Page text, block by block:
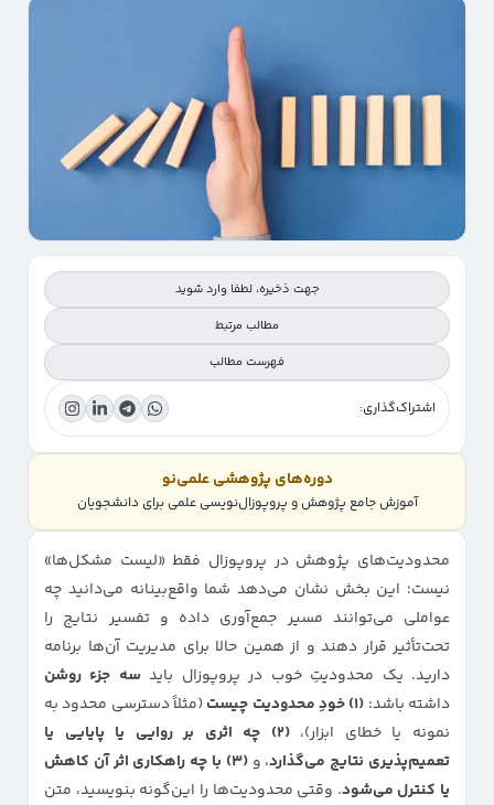
جهت ذخیره، لطفا وارد شوید
مطالب مرتبط
فهرست مطالب
نحوه نگارش محدودیت‌ها در پروپوزال: اصول، انواع محدودیت‌ها، اثر بر نتایج
محدودیت‌های پژوهش در پروپوزال چیست؟
محدودیت‌ها را کجا و با چگونه در پروپوزال بنویسیم؟
چطور محدودیت‌ها را درست بنویسیم؟ (فرمول و الگوی جمله‌سازی)
قالب آماده نگارش محدودیت‌ها در پروپوزال
نمونه متن محدودیت‌ها بر اساس نوع مطالعه
اشتباهات رایج در نوشتن محدودیت‌ها
اشتراک‌گذاری:
دوره‌های پژوهشی علمی‌نو
آموزش جامع پژوهش و پروپوزال‌نویسی علمی برای دانشجویان
محدودیت‌های پژوهش در پروپوزال فقط «لیست مشکل‌ها»
نیست؛ این بخش نشان می‌دهد شما واقع‌بینانه می‌دانید چه
عواملی می‌توانند مسیر جمع‌آوری داده و تفسیر نتایج را
تحت‌تأثیر قرار دهند و از همین حالا برای مدیریت آن‌ها برنامه
دارید. یک محدودیتِ خوب در پروپوزال باید سه جزء روشن
داشته باشد: (۱) خودِ محدودیت چیست
(مثلاً دسترسی محدود به
نمونه یا خطای ابزار)، (۲) چه اثری بر روایی یا پایایی یا
تعمیم‌پذیری نتایج می‌گذارد، و
(۳) با چه راهکاری اثر آن کاهش
یا کنترل می‌شود. وقتی محدودیت‌ها را این‌گونه بنویسید، متن